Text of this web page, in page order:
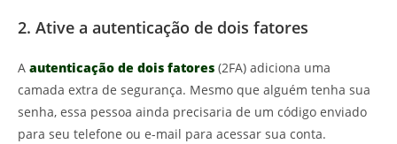
2. Ative a autenticação de dois fatores
A autenticação de dois fatores (2FA) adiciona uma
camada extra de segurança. Mesmo que alguém tenha sua
senha, essa pessoa ainda precisaria de um código enviado
para seu telefone ou e-mail para acessar sua conta.